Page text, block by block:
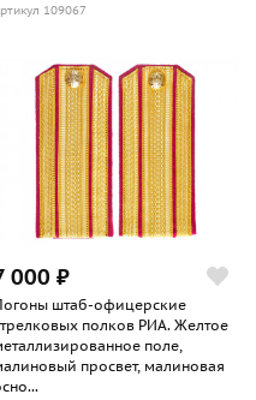
109067
000 ₽
штаб-офицерские
полков РИА. Желтое
поле,
просвет, малиновая